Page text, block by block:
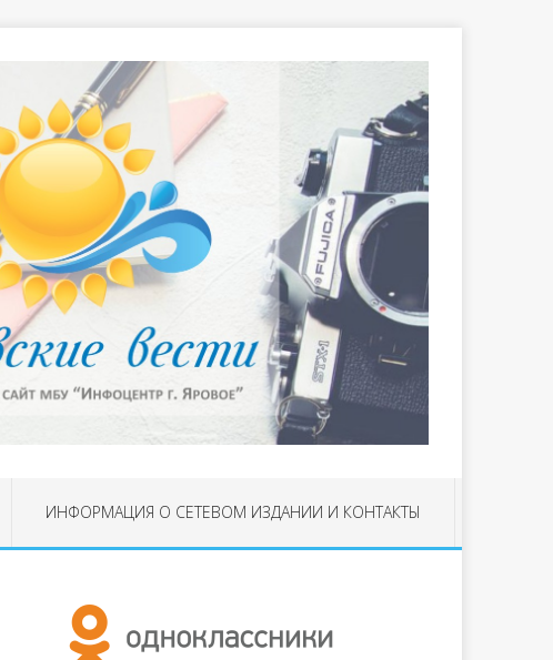
ИНФОРМАЦИЯ О СЕТЕВОМ ИЗДАНИИ И КОНТАКТЫ